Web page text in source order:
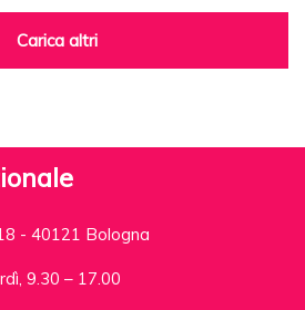
Carica altri
- 40121 Bologna
9.30 – 17.00